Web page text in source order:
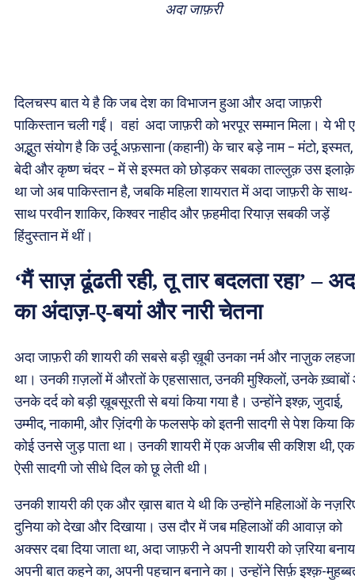
अदा जाफ़री
दिलचस्प बात ये है कि जब देश का विभाजन हुआ और अदा जाफ़री
पाकिस्तान चली गईं। वहां अदा जाफ़री को भरपूर सम्मान मिला। ये भी
अद्भुत संयोग है कि उर्दू अफ़साना (कहानी) के चार बड़े नाम – मंटो, इस्मत,
बेदी और कृष्ण चंदर – में से इस्मत को छोड़कर सबका ताल्लुक़ उस
था जो अब पाकिस्तान है, जबकि महिला शायरात में अदा जाफ़री के साथ-
साथ परवीन शाकिर, किश्वर नाहीद और फ़हमीदा रियाज़ सबकी जड़ें
हिंदुस्तान में थीं।
‘मैं साज़ ढूंढती रही, तू तार बदलता रहा’ –
का अंदाज़-ए-बयां और नारी चेतना
अदा जाफ़री की शायरी की सबसे बड़ी ख़ूबी उनका नर्म और नाज़ुक लहजा
था। उनकी ग़ज़लों में औरतों के एहसासात, उनकी मुश्किलों, उनके
उनके दर्द को बड़ी ख़ूबसूरती से बयां किया गया है। उन्होंने इश्क़, जुदाई,
उम्मीद, नाकामी, और ज़िंदगी के फलसफे़ को इतनी सादगी से पेश किया
कोई उनसे जुड़ पाता था। उनकी शायरी में एक अजीब सी कशिश थी, एक
ऐसी सादगी जो सीधे दिल को छू लेती थी।
उनकी शायरी की एक और ख़ास बात ये थी कि उन्होंने महिलाओं के
दुनिया को देखा और दिखाया। उस दौर में जब महिलाओं की आवाज़ को
अक्सर दबा दिया जाता था, अदा जाफ़री ने अपनी शायरी को ज़रिया
अपनी बात कहने का, अपनी पहचान बनाने का। उन्होंने सिर्फ़ इश्क़-